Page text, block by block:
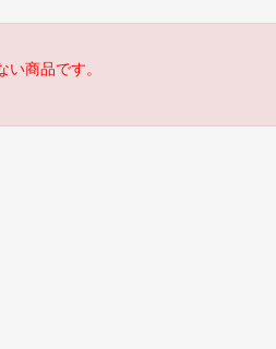
商品です。